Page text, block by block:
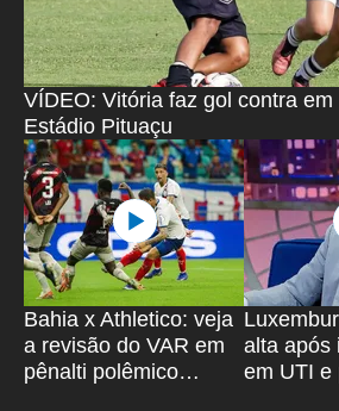
VÍDEO: Vitória faz gol contra
Estádio Pituaçu
Bahia x Athletico: veja
a revisão do VAR em
pênalti polêmico
alta após
em UTI e